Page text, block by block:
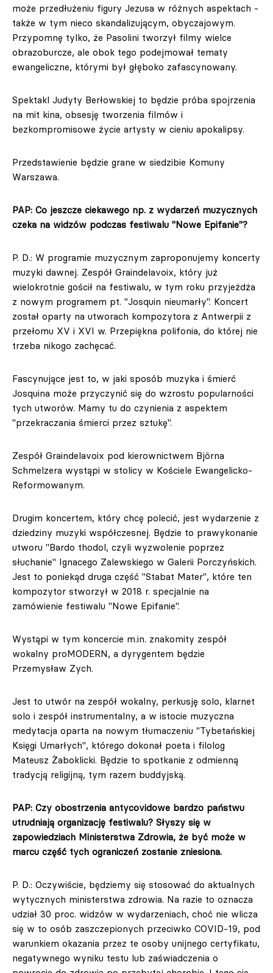
może przedłużeniu figury Jezusa w różnych aspektach -
także w tym nieco skandalizującym, obyczajowym.
Przypomnę tylko, że Pasolini tworzył filmy wielce
obrazoburcze, ale obok tego podejmował tematy
ewangeliczne, którymi był głęboko zafascynowany.
Spektakl Judyty Berłowskiej to będzie próba spojrzenia
na mit kina, obsesję tworzenia filmów i
bezkompromisowe życie artysty w cieniu apokalipsy.
Przedstawienie będzie grane w siedzibie Komuny
Warszawa.
PAP: Co jeszcze ciekawego np. z wydarzeń muzycznych
czeka na widzów podczas festiwalu "Nowe Epifanie"?
P. D.: W programie muzycznym zaproponujemy koncerty
muzyki dawnej. Zespół Graindelavoix, który już
wielokrotnie gościł na festiwalu, w tym roku przyjeżdża
z nowym programem pt. "Josquin nieumarły". Koncert
został oparty na utworach kompozytora z Antwerpii z
przełomu XV i XVI w. Przepiękna polifonia, do której nie
trzeba nikogo zachęcać.
Fascynujące jest to, w jaki sposób muzyka i śmierć
Josquina może przyczynić się do wzrostu popularności
tych utworów. Mamy tu do czynienia z aspektem
"przekraczania śmierci przez sztukę".
Zespół Graindelavoix pod kierownictwem Björna
Schmelzera wystąpi w stolicy w Kościele Ewangelicko-
Reformowanym.
Drugim koncertem, który chcę polecić, jest wydarzenie z
dziedziny muzyki współczesnej. Będzie to prawykonanie
utworu "Bardo thodol, czyli wyzwolenie poprzez
słuchanie" Ignacego Zalewskiego w Galerii Porczyńskich.
Jest to poniekąd druga część "Stabat Mater", które ten
kompozytor stworzył w 2018 r. specjalnie na
zamówienie festiwalu "Nowe Epifanie".
Wystąpi w tym koncercie m.in. znakomity zespół
wokalny proMODERN, a dyrygentem będzie
Przemysław Zych.
Jest to utwór na zespół wokalny, perkusję solo, klarnet
solo i zespół instrumentalny, a w istocie muzyczna
medytacja oparta na nowym tłumaczeniu "Tybetańskiej
Księgi Umarłych", którego dokonał poeta i filolog
Mateusz Żaboklicki. Będzie to spotkanie z odmienną
tradycją religijną, tym razem buddyjską.
PAP: Czy obostrzenia antycovidowe bardzo państwu
utrudniają organizację festiwalu? Słyszy się w
zapowiedziach Ministerstwa Zdrowia, że być może w
marcu część tych ograniczeń zostanie zniesiona.
P. D.: Oczywiście, będziemy się stosować do aktualnych
wytycznych ministerstwa zdrowia. Na razie to oznacza
udział 30 proc. widzów w wydarzeniach, choć nie wlicza
się w to osób zaszczepionych przeciwko COVID-19, pod
warunkiem okazania przez te osoby unijnego certyfikatu,
negatywnego wyniku testu lub zaświadczenia o